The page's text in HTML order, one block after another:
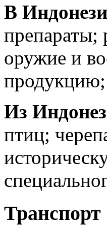
В
препараты;
оружие и
продукцию;
Из
птиц;
Транспорт